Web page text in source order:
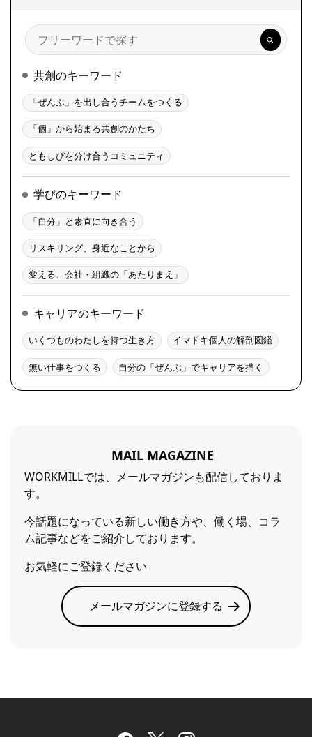
検
索
共創のキーワード
「ぜんぶ」を出し合うチームをつくる
「個」から始まる共創のかたち
ともしびを分け合うコミュニティ
学びのキーワード
「自分」と素直に向き合う
リスキリング、身近なことから
変える、会社・組織の「あたりまえ」
キャリアのキーワード
いくつものわたしを持つ生き方 イマドキ個人の解剖図鑑
無い仕事をつくる 自分の「ぜんぶ」でキャリアを描く
MAIL MAGAZINE
WORKMILLでは、メールマガジンも配信しておりま
す。
今話題になっている新しい働き方や、働く場、コラ
ム記事などをご紹介しております。
お気軽にご登録ください
メールマガジンに登録する